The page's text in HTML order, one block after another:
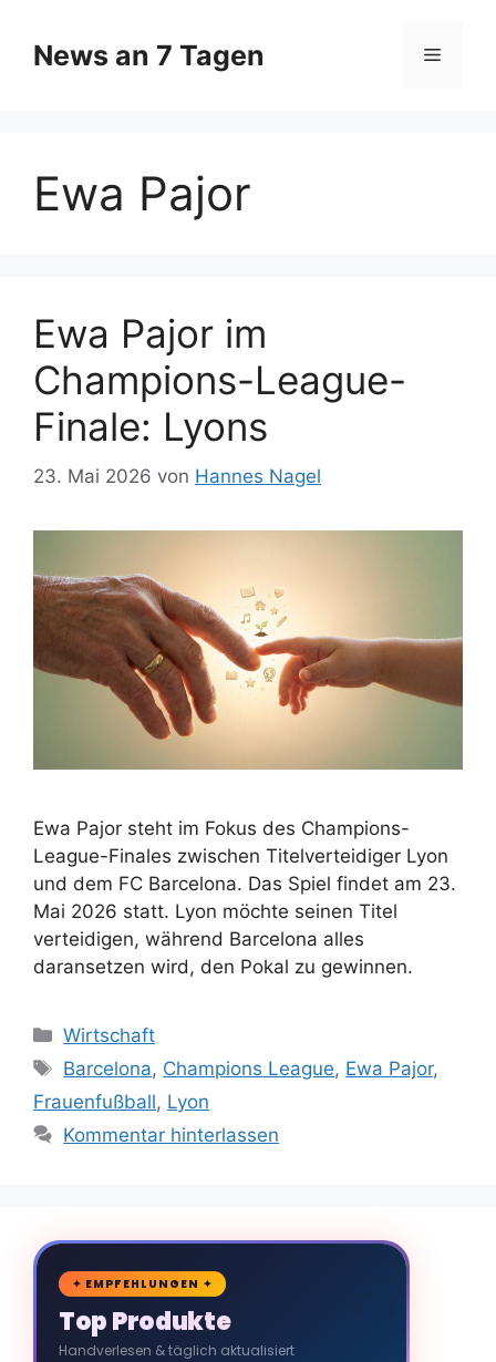
Inhalt
springen
News an 7 Tagen Menü
Ewa Pajor
Ewa Pajor im
Champions-League-
Finale: Lyons
23. Mai 2026 von Hannes Nagel
Ewa Pajor steht im Fokus des Champions-
League-Finales zwischen Titelverteidiger Lyon
und dem FC Barcelona. Das Spiel findet am 23.
Mai 2026 statt. Lyon möchte seinen Titel
verteidigen, während Barcelona alles
daransetzen wird, den Pokal zu gewinnen.
Kategorien
Wirtschaft
Schlagwörter
Barcelona, Champions League, Ewa Pajor,
Frauenfußball, Lyon
Kommentar hinterlassen
🛒
✦ EMPFEHLUNGEN ✦
Top Produkte
Handverlesen & täglich aktualisiert